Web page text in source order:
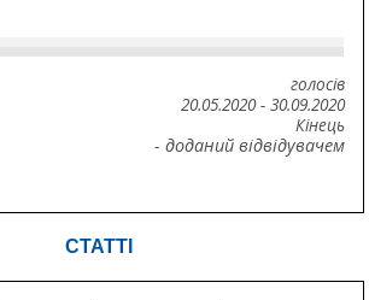
голосів
20.05.2020- 30.09.2020
Кінець
- доданий відвідувачем
СТАТТІ